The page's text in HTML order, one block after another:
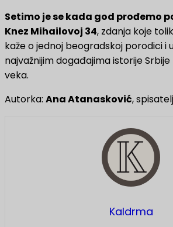
Setimo je se kada god prođemo
Knez Mihailovoj 34, zdanja koje
kaže o jednoj beogradskoj porodici i
najvažnijim događajima istorije
veka.
Autorka: Ana Atanasković,
Kaldrma